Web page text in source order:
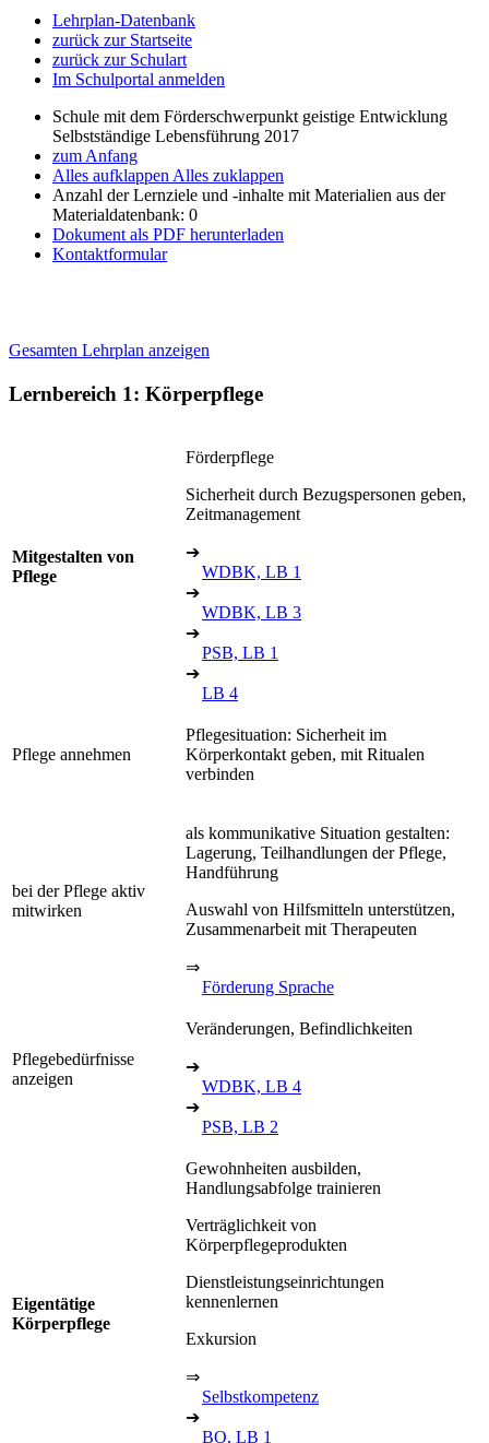
Lehrplan-Datenbank
zurück zur Startseite
zurück zur Schulart
Im Schulportal anmelden
Schule mit dem Förderschwerpunkt geistige Entwicklung
Selbstständige Lebensführung 2017
zum Anfang
Alles aufklappen Alles zuklappen
Anzahl der Lernziele und -inhalte mit Materialien aus der
Materialdatenbank: 0
Dokument als PDF herunterladen
Kontaktformular
Gesamten Lehrplan anzeigen
Lernbereich 1: Körperpflege
Mitgestalten von
Pflege
Förderpflege
Sicherheit durch Bezugspersonen geben,
Zeitmanagement
➔
WDBK, LB 1
➔
WDBK, LB 3
➔
PSB, LB 1
➔
LB 4
Pflege annehmen
Pflegesituation: Sicherheit im
Körperkontakt geben, mit Ritualen
verbinden
bei der Pflege aktiv
mitwirken
als kommunikative Situation gestalten:
Lagerung, Teilhandlungen der Pflege,
Handführung
Auswahl von Hilfsmitteln unterstützen,
Zusammenarbeit mit Therapeuten
⇒
Förderung Sprache
Pflegebedürfnisse
anzeigen
Veränderungen, Befindlichkeiten
➔
WDBK, LB 4
➔
PSB, LB 2
Eigentätige
Körperpflege
Gewohnheiten ausbilden,
Handlungsabfolge trainieren
Verträglichkeit von
Körperpflegeprodukten
Dienstleistungseinrichtungen
kennenlernen
Exkursion
⇒
Selbstkompetenz
➔
BO, LB 1